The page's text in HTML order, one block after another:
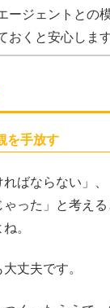
ージェントとの
おくと安心します
を手放す
ればならない」
った」と考え
。
丈夫です。